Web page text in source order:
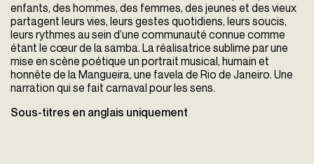
enfants, des hommes, des femmes, des jeunes et des vieux
partagent leurs vies, leurs gestes quotidiens, leurs soucis,
leurs rythmes au sein d’une communauté connue comme
étant le cœur de la samba. La réalisatrice sublime par une
mise en scène poétique un portrait musical, humain et
honnête de la Mangueira, une favela de Rio de Janeiro. Une
narration qui se fait carnaval pour les sens.
Sous-titres en anglais uniquement